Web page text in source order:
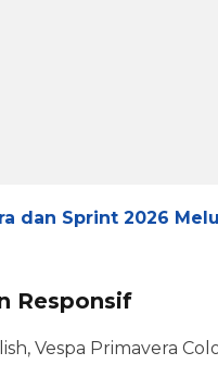
dan Sprint 2026
Responsif
Vespa Primavera